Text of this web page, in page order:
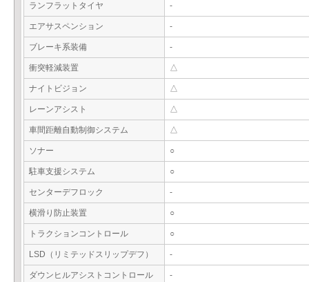
ランフラットタイヤ -
エアサスペンション -
ブレーキ系装備 -
衝突軽減装置 △
ナイトビジョン △
レーンアシスト △
車間距離自動制御システム △
ソナー ○
駐車支援システム ○
センターデフロック -
横滑り防止装置 ○
トラクションコントロール ○
LSD（リミテッドスリップデフ） -
ダウンヒルアシストコントロール -